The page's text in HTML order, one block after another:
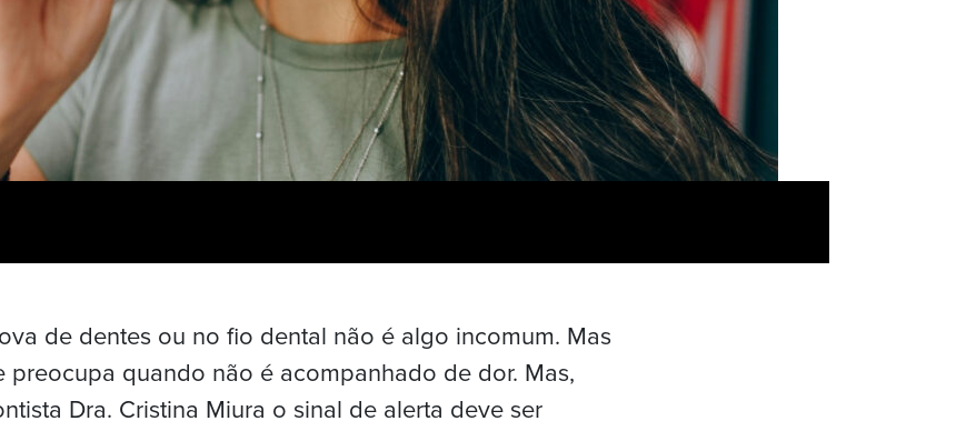
de dentes ou no fio dental não é algo incomum. Mas
preocupa quando não é acompanhado de dor. Mas,
Dra. Cristina Miura o sinal de alerta deve ser